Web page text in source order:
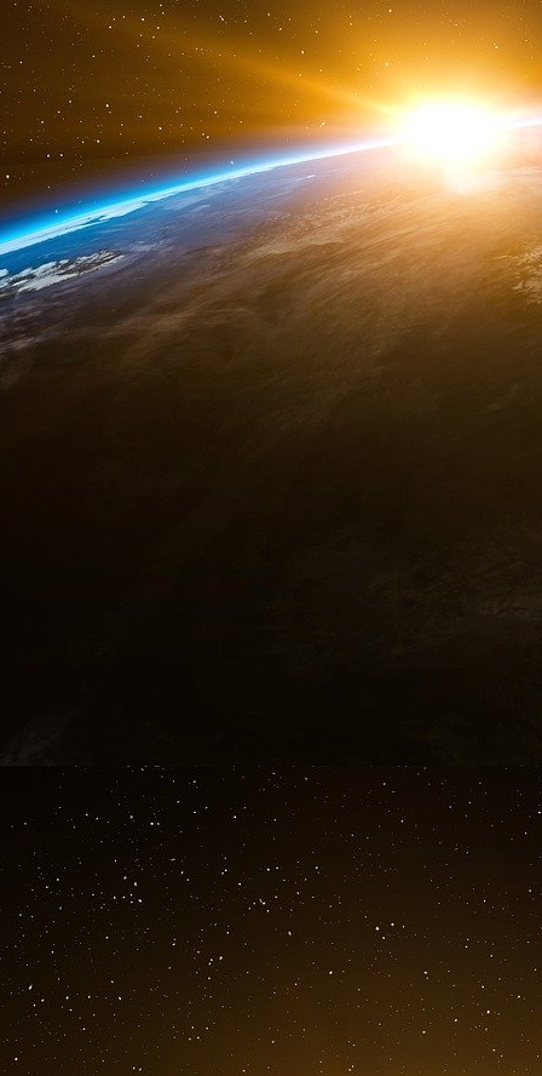
Le MS-13, qui a vu le jour à Los Angeles,
Salvador, et compte environ 10 000
justice.
Le gang de la 18e rue, également originaire
30 000 et 50 000 membres, selon le
après une vague de répression au Salvador.
Un enjeu de la campagne 2024
La taille exacte de la TDA aux États-
présidentielle.
L’ancien président Donald Trump a affirmé
conquis » Aurora, dans le Colorado, une
« Ils s’attaquent avant tout aux
nombreux migrants récemment arrivés
Unis. »Nous savons qu’ils contrôlent les
Venezuela vers la Colombie et le Panama.
trafic d’êtres humains depuis le Venezuela, la
D’après les données, plus de 20 des 140
octobre 2022 portent sur des cas présumés
elles sont des enquêtes basées sur des
Ammon Blair, un ancien agent de la
d’une sécurité renforcée à la frontière en